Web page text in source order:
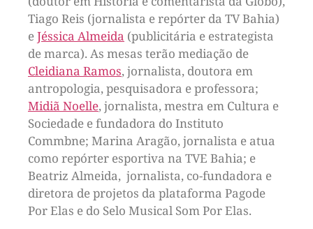
Tiago Reis (jornalista e repórter da TV Bahia)
eJéssica Almeida (publicitária e estrategista
de marca). As mesas terão mediação de
Cleidiana Ramos, jornalista, doutora em
antropologia, pesquisadora e professora;
Midiã Noelle, jornalista, mestra em Cultura e
Sociedade e fundadora do Instituto
Commbne; Marina Aragão, jornalista e atua
como repórter esportiva na TVE Bahia; e
Beatriz Almeida, jornalista, co-fundadora e
diretora de projetos da plataforma Pagode
Por Elas e do Selo Musical Som Por Elas.